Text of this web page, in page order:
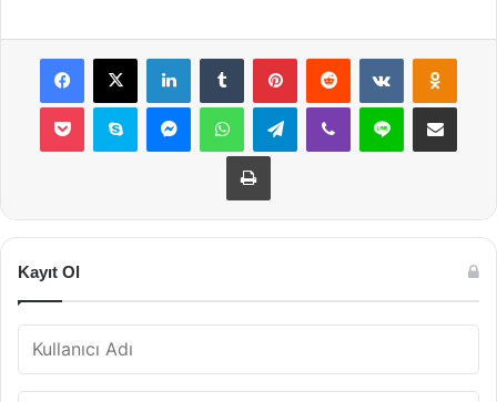
Facebook
X LinkedInTumblr PinterestReddit VKontakte
Pocket Skype MessengerWhatsAppTelegramViber Line E-Posta ile
Yazdır
Kayıt Ol